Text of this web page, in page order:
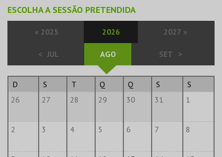
DESPORTO & AVENTURA
ESCOLHA A SESSÃO PRETENDIDA
« 2025 2026 2027 »
< JUL AGO SET >
D S T Q Q S
S
26
27 28 29 30 31 1
2 3 4 5 6 7 8